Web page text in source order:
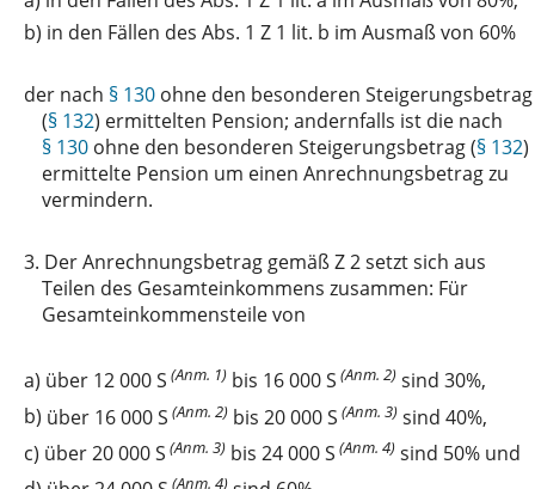
b) in den Fällen des Abs. 1 Z 1 lit. b im Ausmaß von 60%
der nach § 130 ohne den besonderen Steigerungsbetrag
(§ 132) ermittelten Pension; andernfalls ist die nach
§ 130 ohne den besonderen Steigerungsbetrag (§ 132)
ermittelte Pension um einen Anrechnungsbetrag zu
vermindern.
3. Der Anrechnungsbetrag gemäß Z 2 setzt sich aus
Teilen des Gesamteinkommens zusammen: Für
Gesamteinkommensteile von
a) über 12 000 S (Anm. 1) bis 16 000 S (Anm. 2) sind 30%,
b) über 16 000 S (Anm. 2) bis 20 000 S (Anm. 3) sind 40%,
c) über 20 000 S (Anm. 3) bis 24 000 S (Anm. 4) sind 50% und
(Anm. 4)